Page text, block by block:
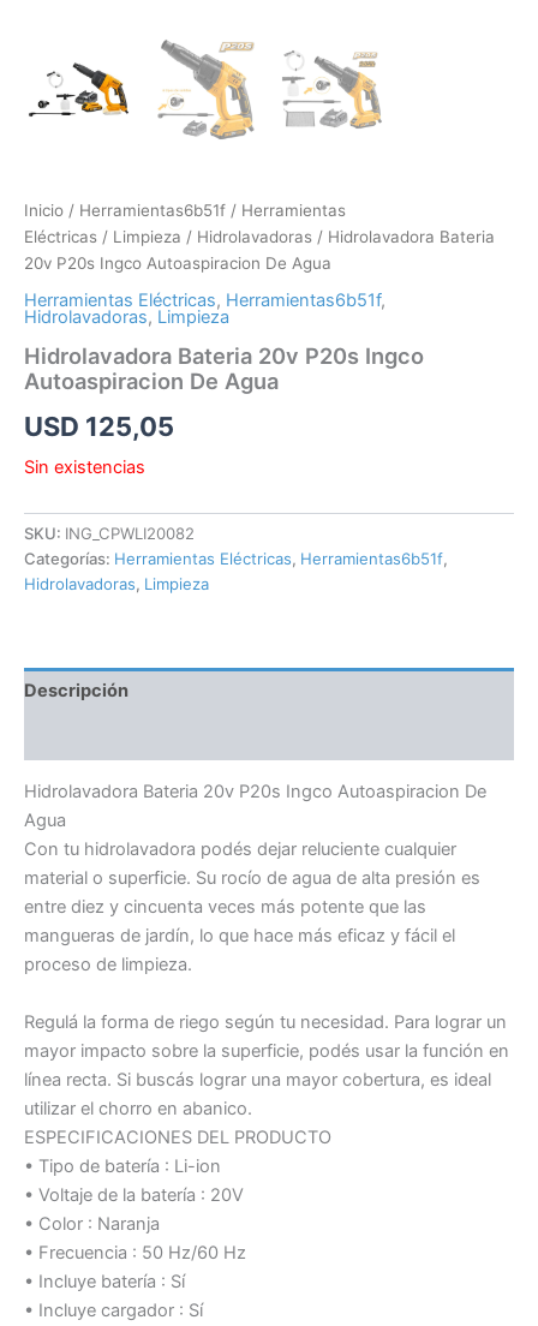
Inicio / Herramientas6b51f / Herramientas
Eléctricas / Limpieza / Hidrolavadoras / Hidrolavadora Bateria
20v P20s Ingco Autoaspiracion De Agua
Herramientas Eléctricas, Herramientas6b51f,
Hidrolavadoras, Limpieza
Hidrolavadora Bateria 20v P20s Ingco
Autoaspiracion De Agua
USD 125,05
Sin existencias
SKU: ING_CPWLI20082
Categorías: Herramientas Eléctricas, Herramientas6b51f,
Hidrolavadoras, Limpieza
Descripción
Hidrolavadora Bateria 20v P20s Ingco Autoaspiracion De
Agua
Con tu hidrolavadora podés dejar reluciente cualquier
material o superficie. Su rocío de agua de alta presión es
entre diez y cincuenta veces más potente que las
mangueras de jardín, lo que hace más eficaz y fácil el
proceso de limpieza.
Regulá la forma de riego según tu necesidad. Para lograr un
mayor impacto sobre la superficie, podés usar la función en
línea recta. Si buscás lograr una mayor cobertura, es ideal
utilizar el chorro en abanico.
ESPECIFICACIONES DEL PRODUCTO
• Tipo de batería : Li-ion
• Voltaje de la batería : 20V
• Color : Naranja
• Frecuencia : 50 Hz/60 Hz
• Incluye batería : Sí
• Incluye cargador : Sí